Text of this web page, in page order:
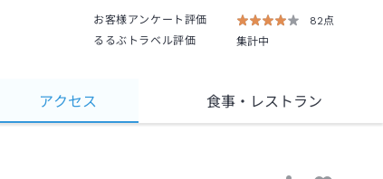
お客様アンケート評価
82点
るるぶトラベル評価
集計中
アクセス 食事・レストラン